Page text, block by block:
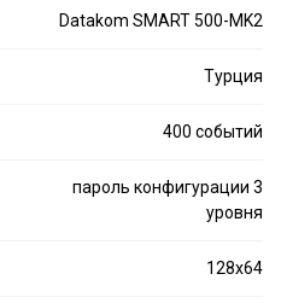
Datakom SMART 500-MK2
Турция
400 событий
пароль конфигурации 3
уровня
128x64